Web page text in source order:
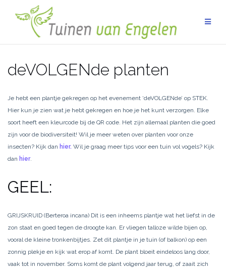
deVOLGENde planten
Je hebt een plantje gekregen op het evenement ‘deVOLGENde’ op STEK.
Hier kun je zien wat je hebt gekregen en hoe je het kunt verzorgen. Elke
soort heeft een kleurcode bij de QR code. Het zijn allemaal planten die goed
zijn voor de biodiversiteit! Wil je meer weten over planten voor onze
insecten? Kijk dan hier. Wil je graag meer tips voor een tuin vol vogels? Kijk
dan hier.
GEEL:
GRIJSKRUID (Berteroa incana) Dit is een inheems plantje wat het liefst in de
zon staat en goed tegen de droogte kan. Er vliegen talloze wilde bijen op,
vooral de kleine tronkenbijtjes. Zet dit plantje in je tuin (of balkon) op een
zonnig plekje en kijk wat erop af komt. De plant bloeit eindeloos lang door,
vaak tot in november. Soms komt de plant volgend jaar terug, of zaait zich